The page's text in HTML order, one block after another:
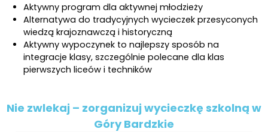
Aktywny program dla aktywnej młodzieży
Alternatywa do tradycyjnych wycieczek przesyconych
wiedzą krajoznawczą i historyczną
Aktywny wypoczynek to najlepszy sposób na
integracje klasy, szczególnie polecane dla klas
pierwszych liceów i techników
Nie zwlekaj – zorganizuj wycieczkę szkolną w
Góry Bardzkie